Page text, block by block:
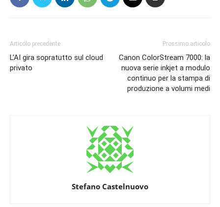
Articolo precedente
L’AI gira sopratutto sul cloud
privato
Prossimo articolo
Canon ColorStream 7000: la
nuova serie inkjet a modulo
continuo per la stampa di
produzione a volumi medi
Stefano Castelnuovo